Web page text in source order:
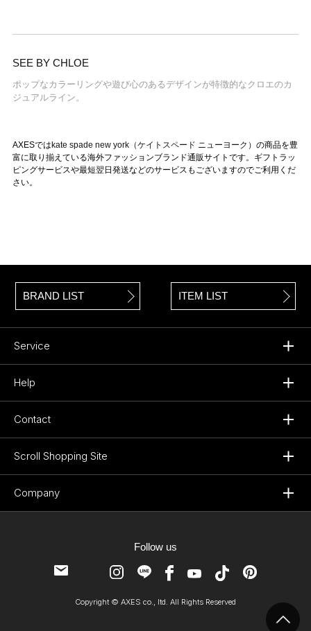
SEE BY CHLOE
ポップなカラーリングや遊び心のあるデザインが特徴的なクロエのカ
ジュアルライン。
AXESでは kate spade new york（ケイトスペード ニューヨーク） の商品を豊
富に取り揃えている海外ファッションブランド通販サイトです。ギフトラッ
ピングサービスや最短翌日発送などのサービスもございますのでご利用くだ
さい。
BRAND LIST ITEM LIST
Service
Help
Contact
Scroll Shopping Site
Company
Follow us
Copyright © AXES co., ltd. All Rights Reserved